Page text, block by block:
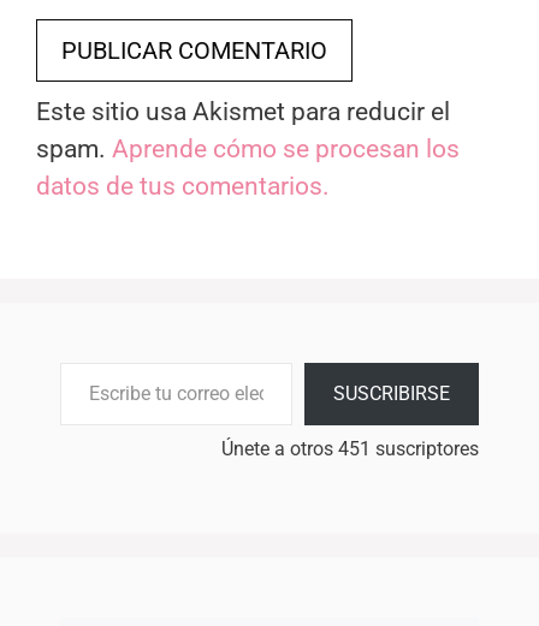
Este sitio usa Akismet para reducir el
spam. Aprende cómo se procesan los
datos de tus comentarios.
SUSCRIBIRSE
Únete a otros 451 suscriptores